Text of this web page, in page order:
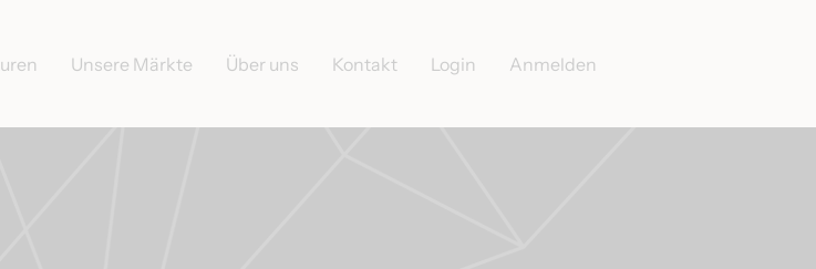
Unsere Märkte Über uns Kontakt Login Anmelden